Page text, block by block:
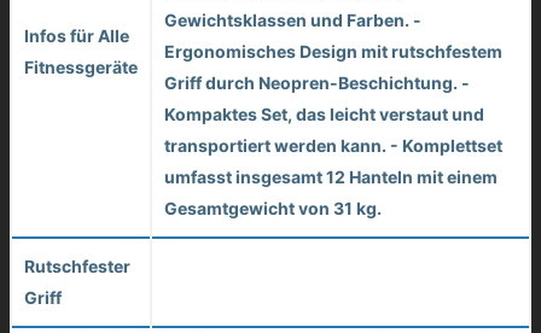
Infos für Alle
Fitnessgeräte
Gewichtsklassen und Farben. -
Ergonomisches Design mit rutschfestem
Griff durch Neopren-Beschichtung. -
Kompaktes Set, das leicht verstaut und
transportiert werden kann. - Komplettset
umfasst insgesamt 12 Hanteln mit einem
Gesamtgewicht von 31 kg.
Rutschfester
Griff